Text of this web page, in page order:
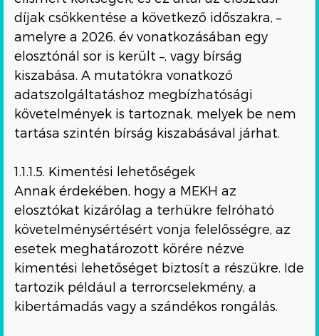
díjak csökkentése a következő időszakra, –
amelyre a 2026. év vonatkozásában egy
elosztónál sor is került –, vagy bírság
kiszabása. A mutatókra vonatkozó
adatszolgáltatáshoz megbízhatósági
követelmények is tartoznak, melyek be nem
tartása szintén bírság kiszabásával járhat.
1.1.1.5. Kimentési lehetőségek
Annak érdekében, hogy a MEKH az
elosztókat kizárólag a terhükre felróható
követelménysértésért vonja felelősségre, az
esetek meghatározott körére nézve
kimentési lehetőséget biztosít a részükre. Ide
tartozik például a terrorcselekmény, a
kibertámadás vagy a szándékos rongálás.